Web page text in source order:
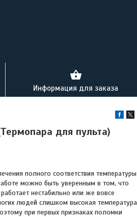
Информация для заказа
для пульта)
полного соответствия температуры
можно быть уверенным в том, что
нестабильно или же вовсе
людей слишком высокая температура
при первых признаках поломки